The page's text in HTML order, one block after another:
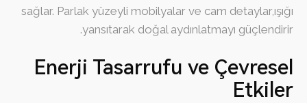
sağlar. Parlak yüzeyli mobilyalar ve cam detaylar,ışığı
yansıtarak doğal aydınlatmayı güçlendirir.
Enerji Tasarrufu ve Çevresel
Etkiler